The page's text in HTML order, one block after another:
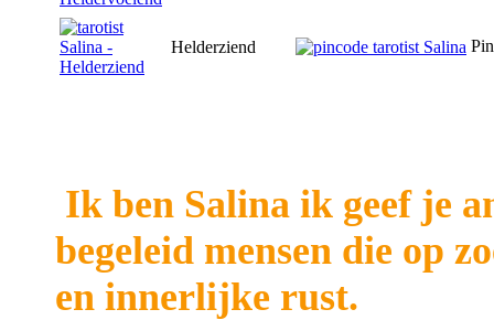
Helderziend
Ik ben Salina ik geef je
begeleid mensen die op
en innerlijke rust.